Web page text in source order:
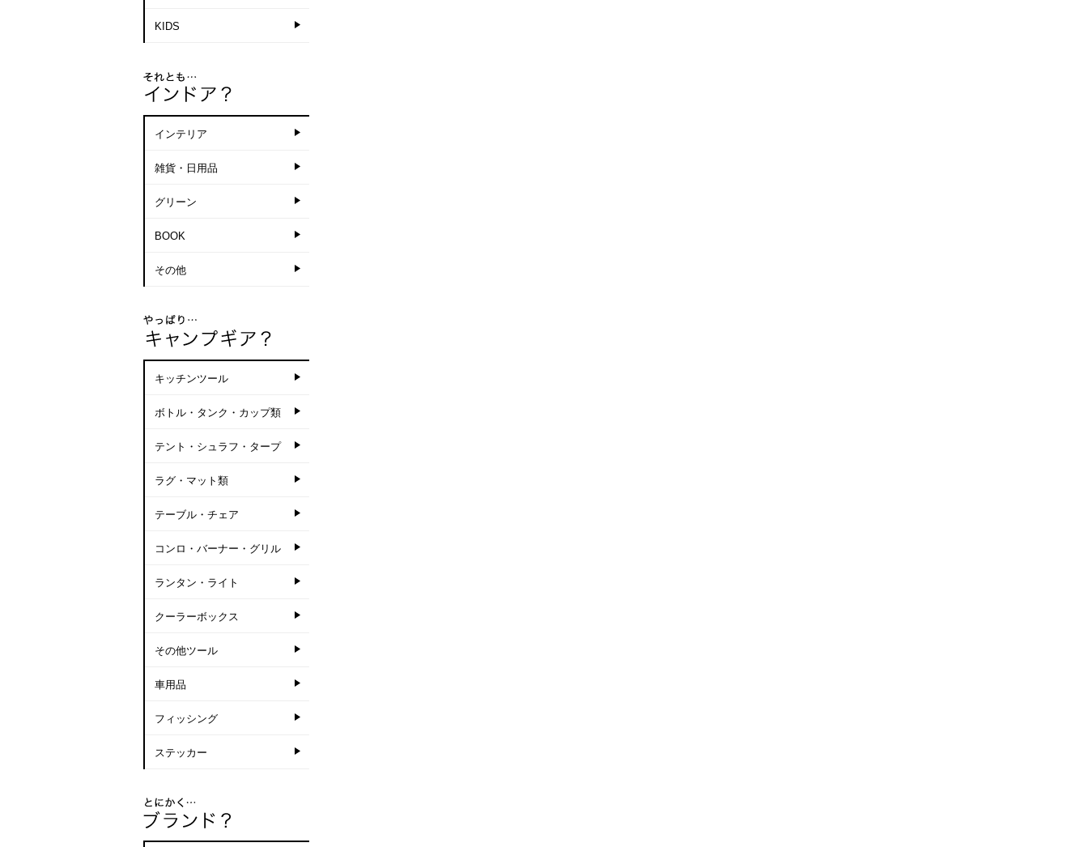
KIDS
インテリア
雑貨・日用品
グリーン
BOOK
その他
キッチンツール
ボトル・タンク・カップ類
テント・シュラフ・タープ
ラグ・マット類
テーブル・チェア
コンロ・バーナー・グリル
ランタン・ライト
クーラーボックス
その他ツール
車用品
フィッシング
ステッカー